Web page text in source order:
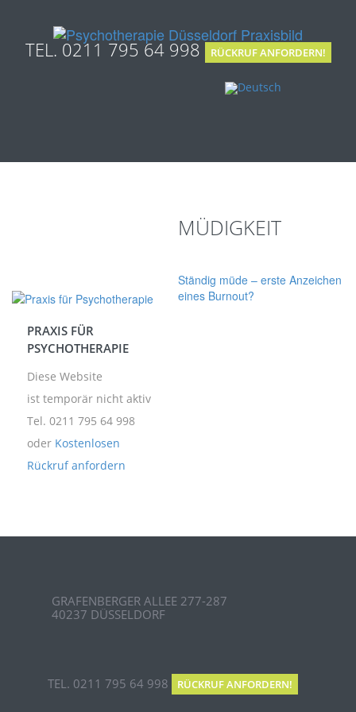
TEL. 0211 795 64 998 RÜCKRUF ANFORDERN!
PRAXIS FÜR
PSYCHOTHERAPIE
Diese Website
ist temporär nicht aktiv
Tel. 0211 795 64 998
oder Kostenlosen
Rückruf anfordern
MÜDIGKEIT
Ständig müde – erste Anzeichen
eines Burnout?
GRAFENBERGER ALLEE 277-287
40237 DÜSSELDORF
TEL. 0211 795 64 998 RÜCKRUF ANFORDERN!